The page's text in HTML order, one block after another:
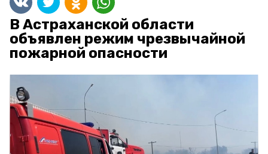
В Астраханской области
объявлен режим чрезвычайной
пожарной опасности